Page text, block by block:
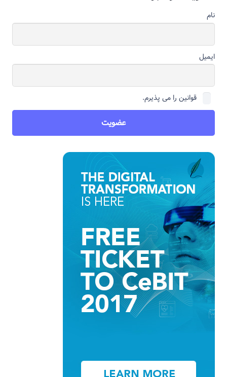
نام
ایمیل
قوانین را می پذیرم.